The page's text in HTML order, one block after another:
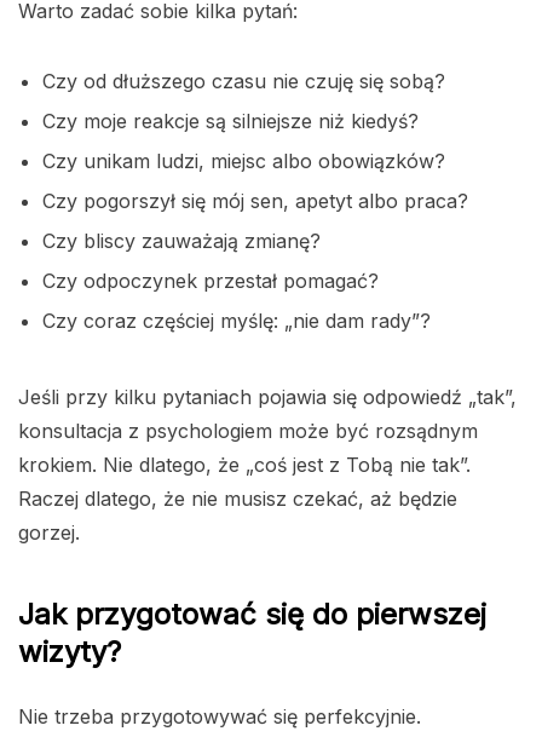
Warto zadać sobie kilka pytań:
Czy od dłuższego czasu nie czuję się sobą?
Czy moje reakcje są silniejsze niż kiedyś?
Czy unikam ludzi, miejsc albo obowiązków?
Czy pogorszył się mój sen, apetyt albo praca?
Czy bliscy zauważają zmianę?
Czy odpoczynek przestał pomagać?
Czy coraz częściej myślę: „nie dam rady”?
Jeśli przy kilku pytaniach pojawia się odpowiedź „tak”,
konsultacja z psychologiem może być rozsądnym
krokiem. Nie dlatego, że „coś jest z Tobą nie tak”.
Raczej dlatego, że nie musisz czekać, aż będzie
gorzej.
Jak przygotować się do pierwszej
wizyty?
Nie trzeba przygotowywać się perfekcyjnie.